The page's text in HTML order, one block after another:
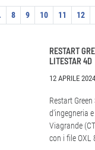
8 9 10 11 12
RESTART
LITESTAR 4D
12 APRILE 2024
Restart
d'ingegneria
Viagrande
con i file OXL